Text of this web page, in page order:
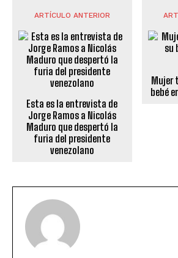
ARTÍCULO ANTERIOR
Esta es la entrevista de
Jorge Ramos a Nicolás
Maduro que despertó la
furia del presidente
venezolano
Mujer
bebé